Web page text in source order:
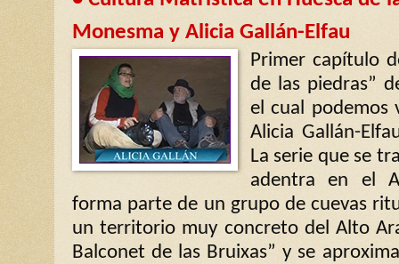
Monesma y Alicia Gallán-Elfau
Primer capítulo
de las piedras”
el cual podemos
Alicia Gallán-
La serie que se
adentra en el
forma parte de un grupo de cuevas
un territorio muy concreto del Alto
Balconet de las Bruixas” y se